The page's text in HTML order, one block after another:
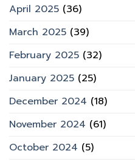
April 2025 (36)
March 2025 (39)
February 2025 (32)
January 2025 (25)
December 2024 (18)
November 2024 (61)
October 2024 (5)